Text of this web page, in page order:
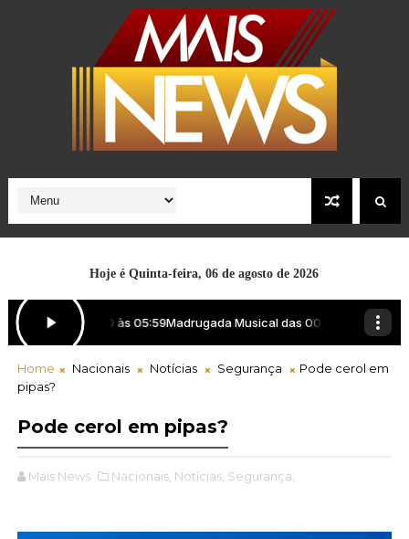
Hoje éQuinta-feira, 06 de agosto de 2026
Home Nacionais Notícias Segurança
Pode cerol em
pipas?
Pode cerol em pipas?
Mais News Nacionais, Notícias, Segurança,